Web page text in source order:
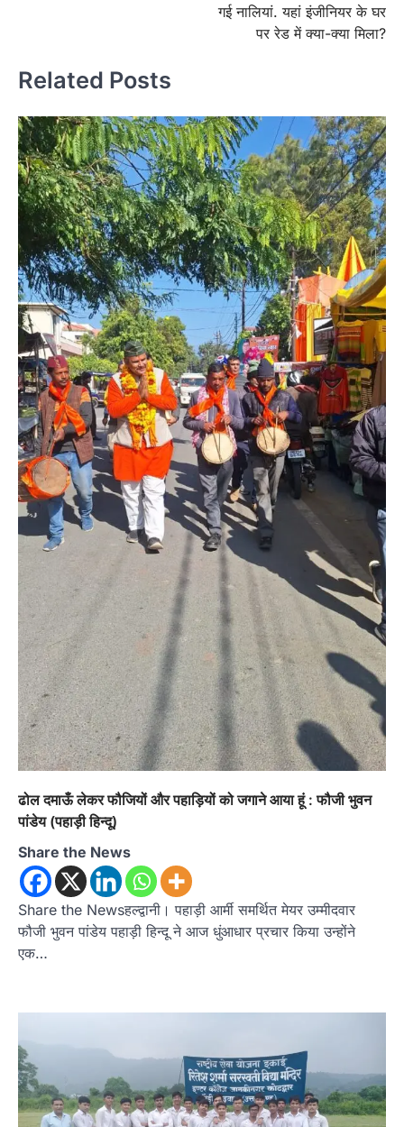
गई नालियां. यहां इंजीनियर के घर
पर रेड में क्या-क्या मिला?
Related Posts
ढोल दमाऊँ लेकर फौजियों और पहाड़ियों को जगाने आया हूं : फौजी भुवन
पांडेय (पहाड़ी हिन्दू)
Share the News
Share the Newsहल्द्वानी। पहाड़ी आर्मी समर्थित मेयर उम्मीदवार
फौजी भुवन पांडेय पहाड़ी हिन्दू ने आज धुंआधार प्रचार किया उन्होंने
एक…